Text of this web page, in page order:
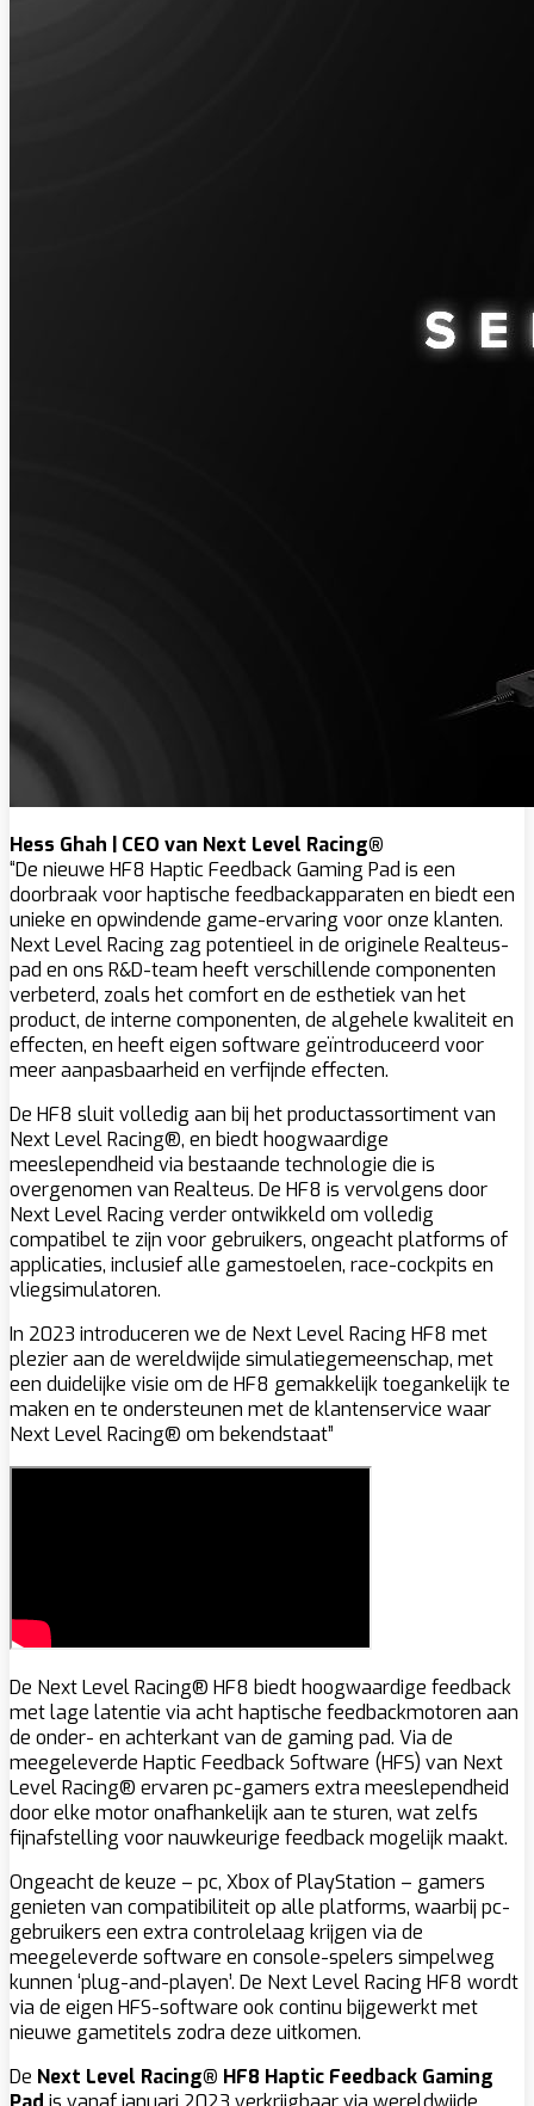
Hess Ghah | CEO van Next Level Racing®
“De nieuwe HF8 Haptic Feedback Gaming Pad is een
doorbraak voor haptische feedbackapparaten en biedt een
unieke en opwindende game-ervaring voor onze klanten.
Next Level Racing zag potentieel in de originele Realteus-
pad en ons R&D-team heeft verschillende componenten
verbeterd, zoals het comfort en de esthetiek van het
product, de interne componenten, de algehele kwaliteit en
effecten, en heeft eigen software geïntroduceerd voor
meer aanpasbaarheid en verfijnde effecten.
De HF8 sluit volledig aan bij het productassortiment van
Next Level Racing®, en biedt hoogwaardige
meeslependheid via bestaande technologie die is
overgenomen van Realteus. De HF8 is vervolgens door
Next Level Racing verder ontwikkeld om volledig
compatibel te zijn voor gebruikers, ongeacht platforms of
applicaties, inclusief alle gamestoelen, race-cockpits en
vliegsimulatoren.
In 2023 introduceren we de Next Level Racing HF8 met
plezier aan de wereldwijde simulatiegemeenschap, met
een duidelijke visie om de HF8 gemakkelijk toegankelijk te
maken en te ondersteunen met de klantenservice waar
Next Level Racing® om bekendstaat”
De Next Level Racing® HF8 biedt hoogwaardige feedback
met lage latentie via acht haptische feedbackmotoren aan
de onder- en achterkant van de gaming pad. Via de
meegeleverde Haptic Feedback Software (HFS) van Next
Level Racing® ervaren pc-gamers extra meeslependheid
door elke motor onafhankelijk aan te sturen, wat zelfs
fijnafstelling voor nauwkeurige feedback mogelijk maakt.
Ongeacht de keuze – pc, Xbox of PlayStation – gamers
genieten van compatibiliteit op alle platforms, waarbij pc-
gebruikers een extra controlelaag krijgen via de
meegeleverde software en console-spelers simpelweg
kunnen ‘plug-and-playen’. De Next Level Racing HF8 wordt
via de eigen HFS-software ook continu bijgewerkt met
nieuwe gametitels zodra deze uitkomen.
De Next Level Racing® HF8 Haptic Feedback Gaming